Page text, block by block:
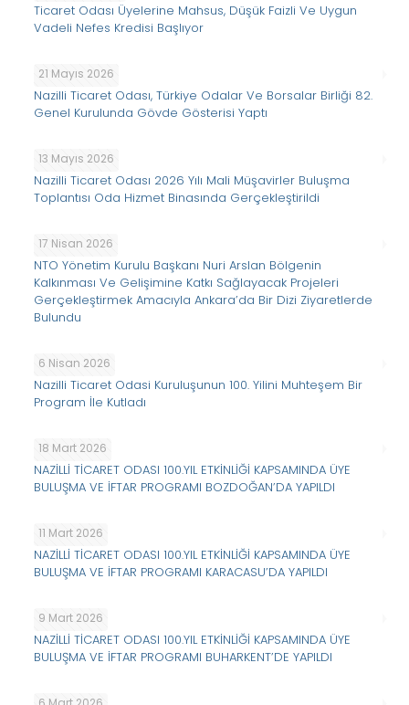
Ticaret Odası Üyelerine Mahsus, Düşük Faizli Ve Uygun
Vadeli Nefes Kredisi Başlıyor
21 Mayıs 2026
Nazilli Ticaret Odası, Türkiye Odalar Ve Borsalar Birliği 82.
Genel Kurulunda Gövde Gösterisi Yaptı
13 Mayıs 2026
Nazilli Ticaret Odası 2026 Yılı Mali Müşavirler Buluşma
Toplantısı Oda Hizmet Binasında Gerçekleştirildi
17 Nisan 2026
NTO Yönetim Kurulu Başkanı Nuri Arslan Bölgenin
Kalkınması Ve Gelişimine Katkı Sağlayacak Projeleri
Gerçekleştirmek Amacıyla Ankara’da Bir Dizi Ziyaretlerde
Bulundu
6 Nisan 2026
Nazilli Ticaret Odasi Kuruluşunun 100. Yilini Muhteşem Bir
Program İle Kutladı
18 Mart 2026
NAZİLLİ TİCARET ODASI 100.YIL ETKİNLİĞİ KAPSAMINDA ÜYE
BULUŞMA VE İFTAR PROGRAMI BOZDOĞAN’DA YAPILDI
11 Mart 2026
NAZİLLİ TİCARET ODASI 100.YIL ETKİNLİĞİ KAPSAMINDA ÜYE
BULUŞMA VE İFTAR PROGRAMI KARACASU’DA YAPILDI
9 Mart 2026
NAZİLLİ TİCARET ODASI 100.YIL ETKİNLİĞİ KAPSAMINDA ÜYE
BULUŞMA VE İFTAR PROGRAMI BUHARKENT’DE YAPILDI